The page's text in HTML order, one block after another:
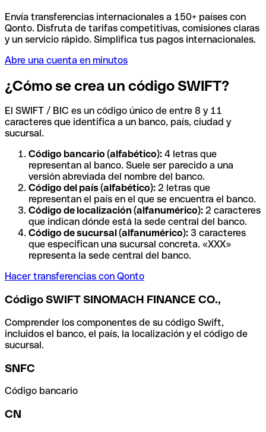
Envía transferencias internacionales a 150+ países con
Qonto. Disfruta de tarifas competitivas, comisiones claras
y un servicio rápido. Simplifica tus pagos internacionales.
Abre una cuenta en minutos
¿Cómo se crea un código SWIFT?
El SWIFT / BIC es un código único de entre 8 y 11
caracteres que identifica a un banco, país, ciudad y
sucursal.
Código bancario (alfabético): 4 letras que
representan al banco. Suele ser parecido a una
versión abreviada del nombre del banco.
Código del país (alfabético): 2 letras que
representan el país en el que se encuentra el banco.
Código de localización (alfanumérico): 2 caracteres
que indican dónde está la sede central del banco.
Código de sucursal (alfanumérico): 3 caracteres
que especifican una sucursal concreta. «XXX»
representa la sede central del banco.
Hacer transferencias con Qonto
Código SWIFT SINOMACH FINANCE CO.,
Comprender los componentes de su código Swift,
incluidos el banco, el país, la localización y el código de
sucursal.
SNFC
Código bancario
CN